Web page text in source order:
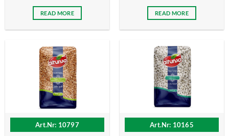
READ MORE READ MORE
Art.Nr: 10797
Art.Nr: 10165